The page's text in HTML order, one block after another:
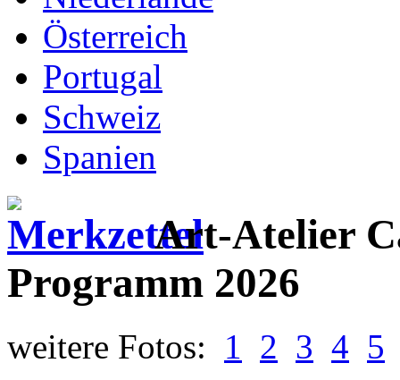
Österreich
Portugal
Schweiz
Spanien
Art-Atelier
Programm 2026
weitere Fotos: 1 2 3 4 5